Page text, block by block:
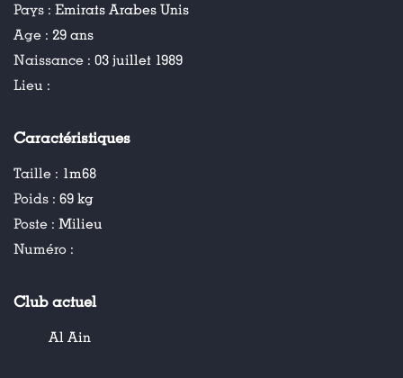
Pays : Emirats Arabes Unis
Age : 29 ans
Naissance : 03 juillet 1989
Lieu :
Caractéristiques
Taille : 1m68
Poids : 69 kg
Poste : Milieu
Numéro :
Club actuel
Al Ain